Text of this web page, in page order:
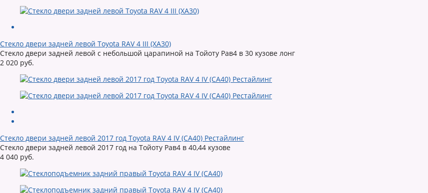
Стекло двери задней левой Toyota RAV 4 III (XA30)
Стекло двери задней левой с небольшой царапиной на Тойоту Рав4 в 30 кузове лонг
2 020 руб.
Стекло двери задней левой 2017 год Toyota RAV 4 IV (CA40) Рестайлинг
Стекло двери задней левой 2017 год на Тойоту Рав4 в 40,44 кузове
4 040 руб.